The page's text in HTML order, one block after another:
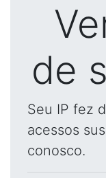
de
Seu IP fez
acessos
conosco.